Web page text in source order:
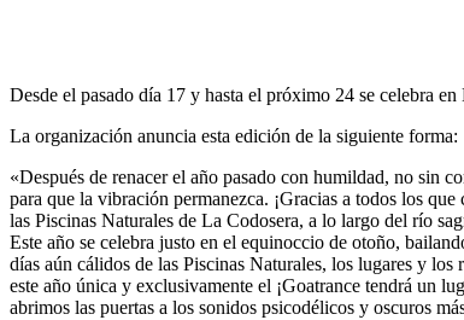
Desde el pasado día 17 y hasta el próximo 24 se celebra
La organización anuncia esta edición de la siguiente forma:
«Después de renacer el año pasado con humildad, no sin
para que la vibración permanezca. ¡Gracias a todos los
las Piscinas Naturales de La Codosera, a lo largo del río
Este año se celebra justo en el equinoccio de otoño,
días aún cálidos de las Piscinas Naturales, los lugares y
este año única y exclusivamente el ¡Goatrance tendrá un
abrimos las puertas a los sonidos psicodélicos y oscuros